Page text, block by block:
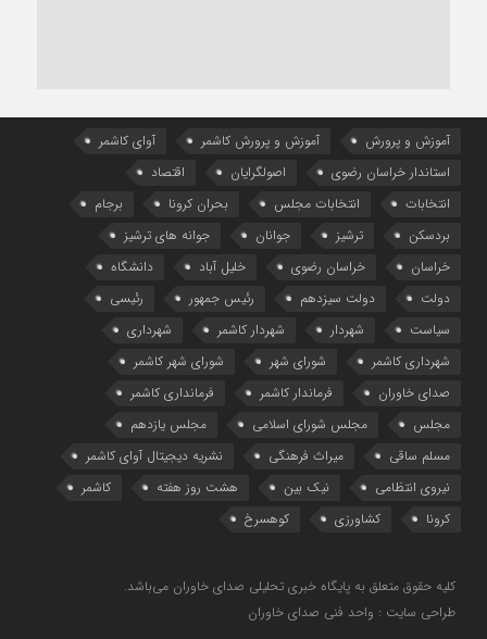
آموزش و پرورش آموزش و پرورش کاشمر
آوای کاشمر
استاندار خراسان رضوی
اصولگرایان
اقتصاد
انتخابات
انتخابات مجلس بحران کرونا
برجام
بردسکن
ترشیز جوانان
جوانه های ترشیز
خراسان
خراسان رضوی خلیل آباد
دانشگاه
دولت
دولت سیزدهم رئیس جمهور
رئیسی
سیاست
شهردار شهردار کاشمر
شهرداری
شهرداری کاشمر
شورای شهر
شورای شهر کاشمر
صدای خاوران
فرماندار کاشمر
فرمانداری کاشمر
مجلس
مجلس شورای اسلامی
مجلس یازدهم
مسلم ساقی
میراث فرهنگی
نشریه دیجیتال آوای کاشمر
نیروی انتظامی
نیک بین هشت روز هفته
کاشمر
کرونا
کشاورزی کوهسرخ
کلیه حقوق متعلق به پایگاه خبری تحلیلی صدای خاوران می‌باشد.
طراحی سایت : واحد فنی صدای خاوران